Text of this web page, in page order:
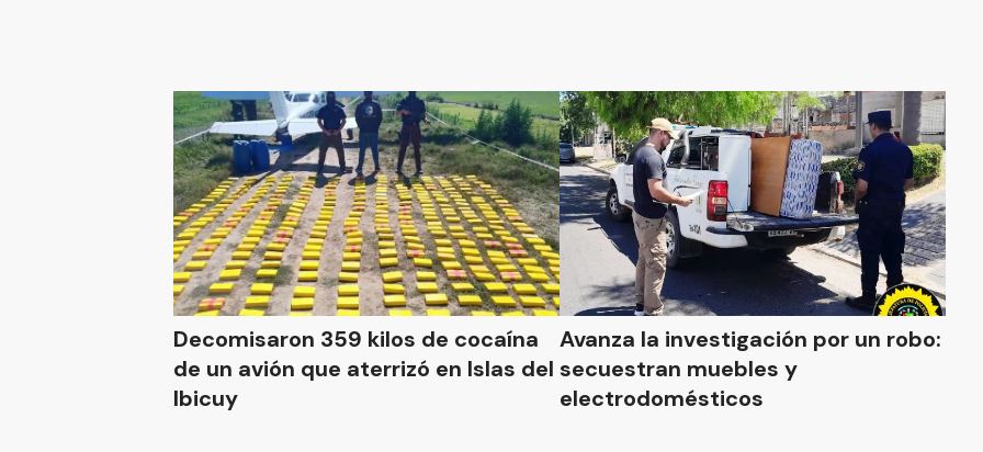
Decomisaron 359 kilos de cocaína
de un avión que aterrizó en Islas del
Ibicuy
Avanza la investigación por un robo:
secuestran muebles y
electrodomésticos